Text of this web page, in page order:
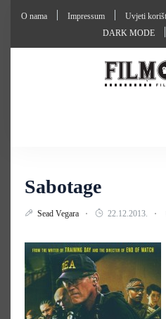
O nama Impressum Uvjeti
DARK MODE
Sabotage
Sead Vegara 22.12.2013.